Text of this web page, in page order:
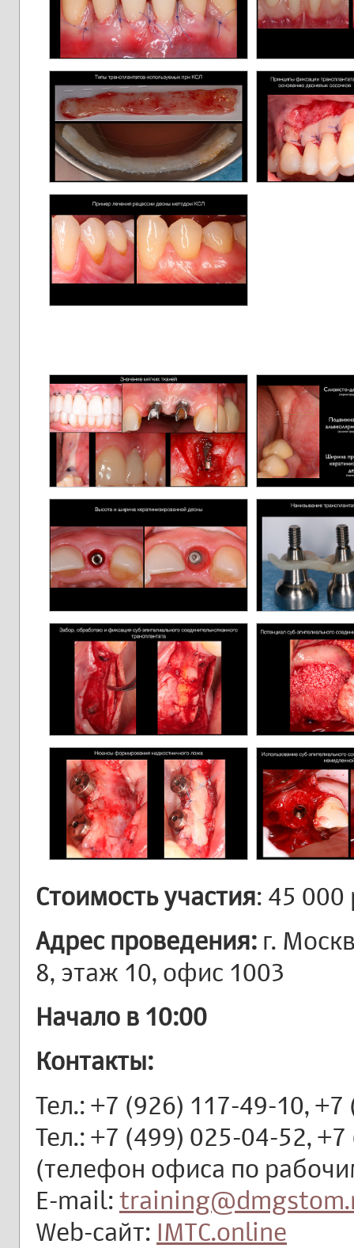
Стоимость участия: 45 000
Адрес проведения: г.
8, этаж 10, офис 1003
Начало в 10:00
Контакты:
Тел.: +7 (926) 117-49-10,
Тел.: +7 (499) 025-04-52,
(телефон офиса по
E-mail:
Web-сайт: IMTC.online